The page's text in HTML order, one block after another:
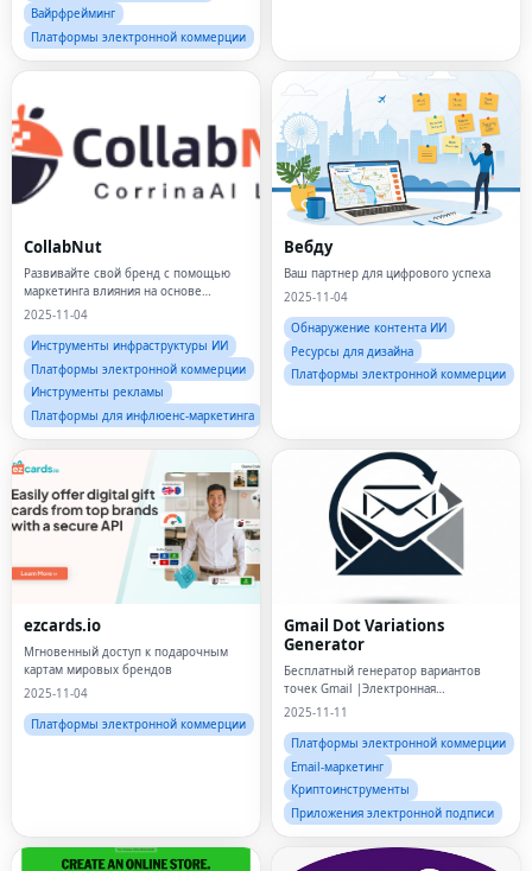
Вайрфрейминг
Платформы электронной коммерции
CollabNut
Развивайте свой бренд с помощью
маркетинга влияния на основе
данных.
2025-11-04
Инструменты инфраструктуры ИИ
Платформы электронной коммерции
Инструменты рекламы
Платформы для инфлюенс-маркетинга
Вебду
Ваш партнер для цифрового успеха
2025-11-04
Обнаружение контента ИИ
Ресурсы для дизайна
Платформы электронной коммерции
ezcards.io
Мгновенный доступ к подарочным
картам мировых брендов
2025-11-04
Платформы электронной коммерции
Gmail Dot Variations
Generator
Бесплатный генератор вариантов
точек Gmail |Электронная
почтаVariations.com
2025-11-11
Платформы электронной коммерции
Email-маркетинг
Криптоинструменты
Приложения электронной подписи